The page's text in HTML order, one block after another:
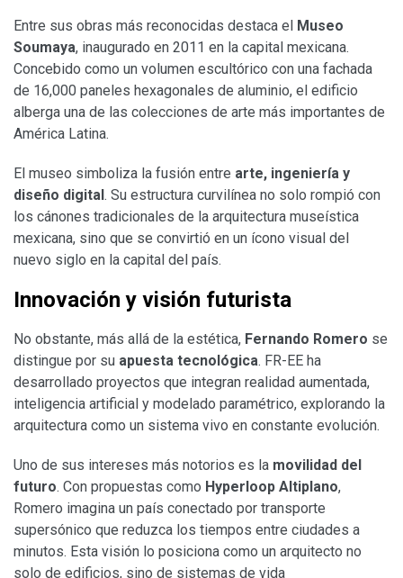
Entre sus obras más reconocidas destaca el Museo
Soumaya, inaugurado en 2011 en la capital mexicana.
Concebido como un volumen escultórico con una fachada
de 16,000 paneles hexagonales de aluminio, el edificio
alberga una de las colecciones de arte más importantes de
América Latina.
El museo simboliza la fusión entre arte, ingeniería y
diseño digital. Su estructura curvilínea no solo rompió con
los cánones tradicionales de la arquitectura museística
mexicana, sino que se convirtió en un ícono visual del
nuevo siglo en la capital del país.
Innovación y visión futurista
No obstante, más allá de la estética, Fernando Romero se
distingue por su apuesta tecnológica. FR-EE ha
desarrollado proyectos que integran realidad aumentada,
inteligencia artificial y modelado paramétrico, explorando la
arquitectura como un sistema vivo en constante evolución.
Uno de sus intereses más notorios es la movilidad del
futuro. Con propuestas como Hyperloop Altiplano,
Romero imagina un país conectado por transporte
supersónico que reduzca los tiempos entre ciudades a
minutos. Esta visión lo posiciona como un arquitecto no
solo de edificios, sino de sistemas de vida